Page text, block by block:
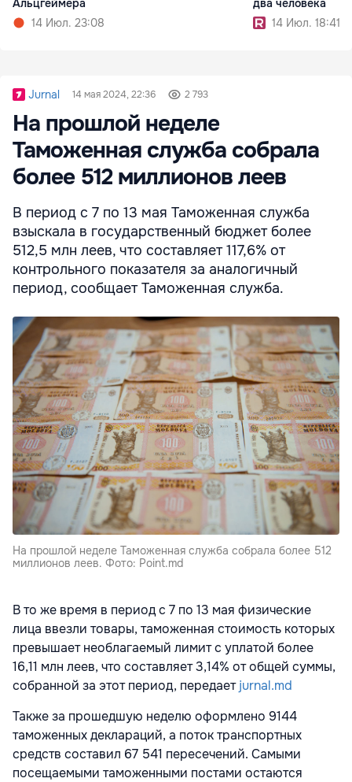
Альцгеймера
14 Июл. 23:08
два человека
14 Июл. 18:41
Jurnal 14 мая 2024, 22:36 2 793
На прошлой неделе
Таможенная служба собрала
более 512 миллионов леев
В период с 7 по 13 мая Таможенная служба
взыскала в государственный бюджет более
512,5 млн леев, что составляет 117,6% от
контрольного показателя за аналогичный
период, сообщает Таможенная служба.
На прошлой неделе Таможенная служба собрала более 512
миллионов леев. Фото: Point.md
В то же время в период с 7 по 13 мая физические
лица ввезли товары, таможенная стоимость которых
превышает необлагаемый лимит с уплатой более
16,11 млн леев, что составляет 3,14% от общей суммы,
собранной за этот период, передаетjurnal.md
Также за прошедшую неделю оформлено 9144
таможенных деклараций, а поток транспортных
средств составил 67 541 пересечений. Самыми
посещаемыми таможенными постами остаются